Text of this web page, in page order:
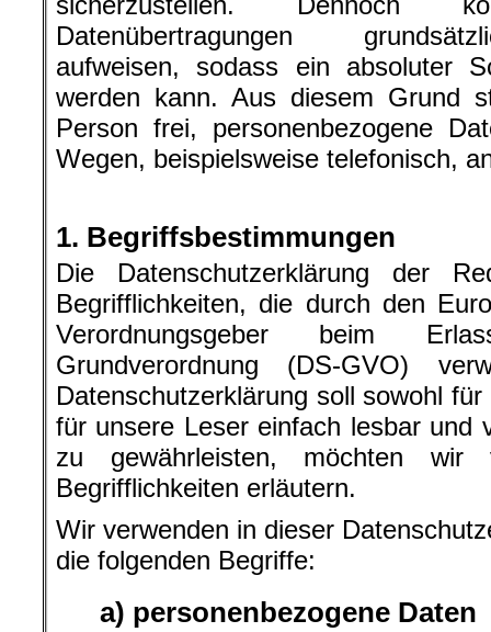
Datenübertragungen
aufweisen, sodass ein absoluter
werden kann. Aus diesem Grund
Person frei, personenbezogene
Wegen, beispielsweise telefonisch,
1. Begriffsbestimmungen
Die Datenschutzerklärung der
Begrifflichkeiten, die durch den
Verordnungsgeber beim
Grundverordnung (DS-GVO)
Datenschutzerklärung soll sowohl
für unsere Leser einfach lesbar und
zu gewährleisten, möchten wir
Begrifflichkeiten erläutern.
Wir verwenden in dieser
die folgenden Begriffe:
a) personenbezogene Daten